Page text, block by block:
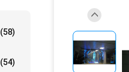
(58)
(54)